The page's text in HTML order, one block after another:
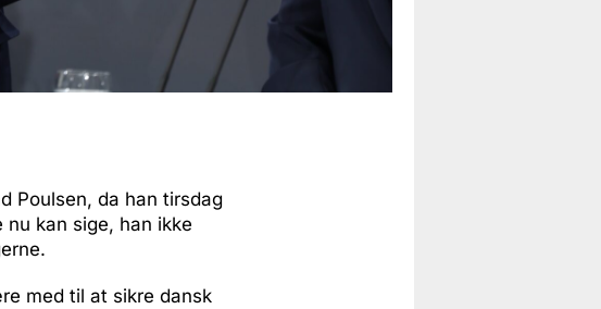
Poulsen, da han tirsdag
kan sige, han ikke
med til at sikre dansk